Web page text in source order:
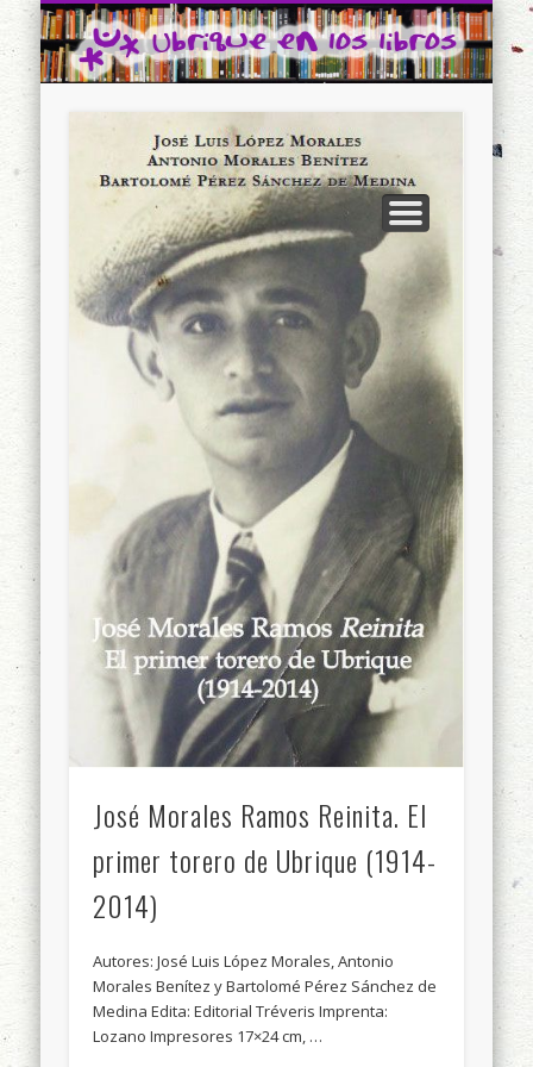
Ubrique en los libros
INICIO
CONTACTO
José Morales Ramos Reinita. El
primer torero de Ubrique (1914-
2014)
Autores: José Luis López Morales, Antonio
Morales Benítez y Bartolomé Pérez Sánchez de
Medina Edita: Editorial Tréveris Imprenta:
Lozano Impresores 17×24 cm, …